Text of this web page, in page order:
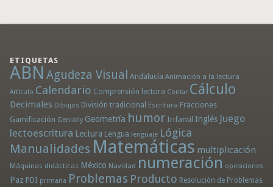
ETIQUETAS
ABN Agudeza Visual Andalucía Animación a la lectura
Artículo Calendario Comprensión lectora Contar Cálculo
Decimales Dibujos División tradicional Escritura Fracciones
Gamificación Genially Geometría humor Infantil Inglés Juego
lectoescritura Lectura Lengua lenguaje Lógica
Manualidades Matemáticas multiplicación
Máquinas didácticas México Navidad numeración operaciones
Paz PDI primaria Problemas Producto Resolución de Problemas